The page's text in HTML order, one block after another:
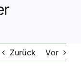
Zurück Vor